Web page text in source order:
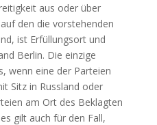
aus oder über
den die vorstehenden
ist Erfüllungsort und
Berlin. Die einzige
wenn eine der Parteien
Sitz in Russland oder
am Ort des Beklagten
gilt auch für den Fall,